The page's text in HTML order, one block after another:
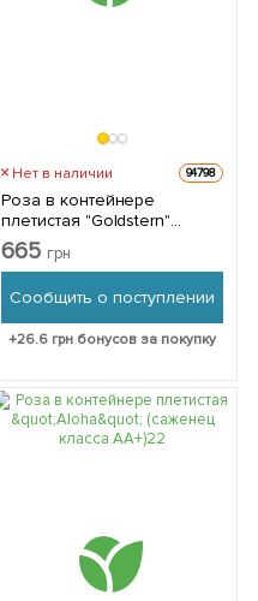
Нет в наличии 94798
Роза в контейнере
плетистая "Goldstern"
(саженец класса АА+) 1
саженец в упаковке
665 грн
Сообщить о поступлении
+26.6 грн бонусов за покупку